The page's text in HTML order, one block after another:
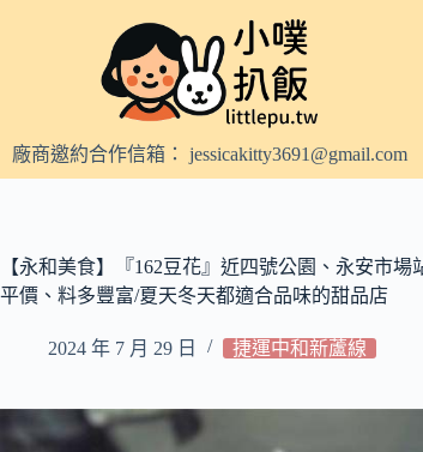
容廠商邀約合作信箱： jessicakitty3691@gmail.com
【永和美食】『162豆花』近四號公園、永安市
平價、料多豐富/夏天冬天都適合品味的甜品店
2024 年 7 月 29 日 捷運中和新蘆線